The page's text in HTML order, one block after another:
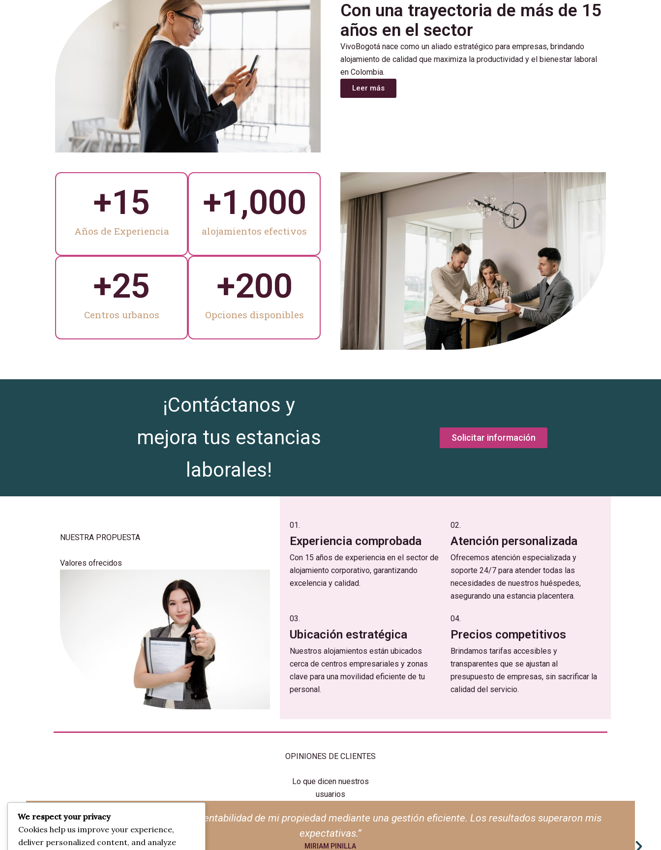
Con una trayectoria de más de 15
años en el sector
VivoBogotá nace como un aliado estratégico para empresas, brindando
alojamiento de calidad que maximiza la productividad y el bienestar laboral
en Colombia.
Leer más
Años de Experiencia
+15
alojamientos efectivos
+1,000
Centros urbanos
+25
Opciones disponibles
+200
¡Contáctanos y
mejora tus estancias
laborales!
Solicitar información
NUESTRA PROPUESTA
Valores ofrecidos
01.
Experiencia comprobada
Con 15 años de experiencia en el sector de
alojamiento corporativo, garantizando
excelencia y calidad.
02.
Atención personalizada
Ofrecemos atención especializada y
soporte 24/7 para atender todas las
necesidades de nuestros huéspedes,
asegurando una estancia placentera.
03.
Ubicación estratégica
Nuestros alojamientos están ubicados
cerca de centros empresariales y zonas
clave para una movilidad eficiente de tu
personal.
04.
Precios competitivos
Brindamos tarifas accesibles y
transparentes que se ajustan al
presupuesto de empresas, sin sacrificar la
calidad del servicio.
OPINIONES DE CLIENTES
Lo que dicen nuestros
usuarios
“Su servicio es totalmente confiable: procesos transparentes y un manejo responsable de cada detalle administrativo.”
DORA PUYO
We respect your privacy
Cookies help us improve your experience,
deliver personalized content, and analyze